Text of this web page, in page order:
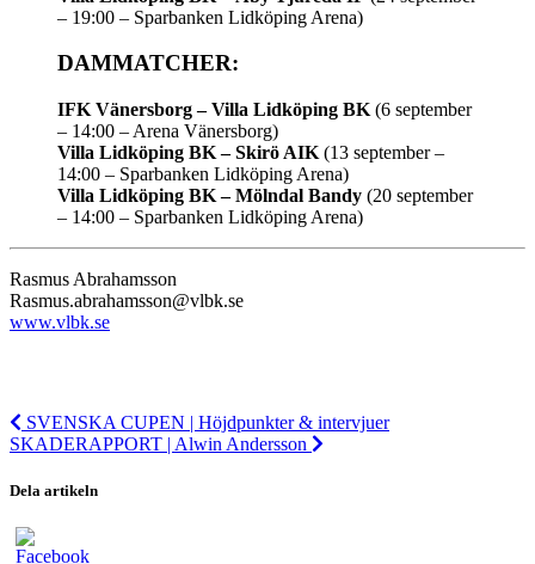
– 19:00 – Sparbanken Lidköping Arena)
DAMMATCHER:
IFK Vänersborg – Villa Lidköping BK (6 september
– 14:00 – Arena Vänersborg)
Villa Lidköping BK – Skirö AIK (13 september –
14:00 – Sparbanken Lidköping Arena)
Villa Lidköping BK – Mölndal Bandy (20 september
– 14:00 – Sparbanken Lidköping Arena)
Rasmus Abrahamsson
Rasmus.abrahamsson@vlbk.se
www.vlbk.se
SVENSKA CUPEN | Höjdpunkter & intervjuer
SKADERAPPORT | Alwin Andersson
Dela artikeln